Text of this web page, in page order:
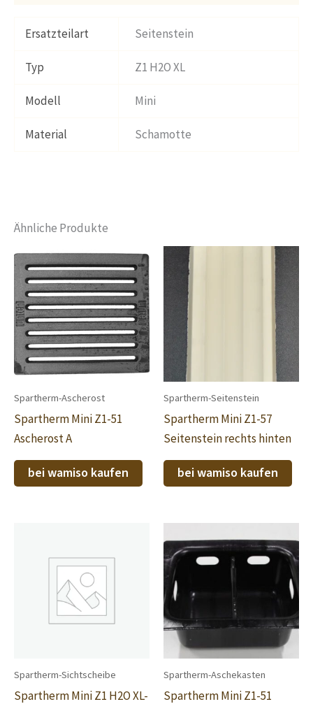
Ersatzteilart Seitenstein
Typ Z1 H2O XL
Modell Mini
Material Schamotte
Ähnliche Produkte
Spartherm-Ascherost
Spartherm Mini Z1-51
Ascherost A
bei wamiso kaufen
Spartherm-Seitenstein
Spartherm Mini Z1-57
Seitenstein rechts hinten
bei wamiso kaufen
Spartherm-Sichtscheibe
Spartherm Mini Z1 H2O XL-
Spartherm-Aschekasten
Spartherm Mini Z1-51